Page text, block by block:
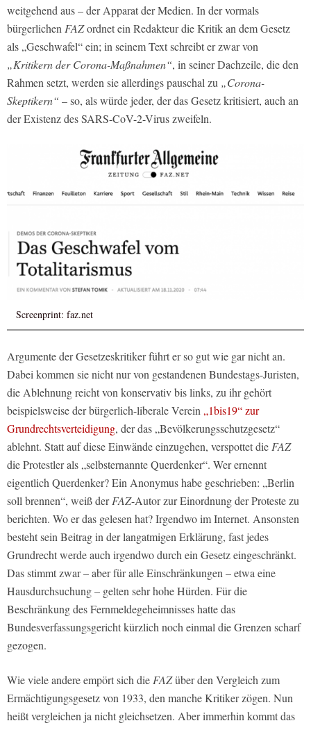
weitgehend aus – der Apparat der Medien. In der vormals
bürgerlichenFAZordnet ein Redakteur die Kritik an dem Gesetz
als „Geschwafel“ ein; in seinem Text schreibt er zwar von
„Kritikern der Corona-Maßnahmen“, in seiner Dachzeile, die den
Rahmen setzt, werden sie allerdings pauschal zu „Corona-
Skeptikern“ – so, als würde jeder, der das Gesetz kritisiert, auch an
der Existenz des SARS-CoV-2-Virus zweifeln.
Screenprint: faz.net
Argumente der Gesetzeskritiker führt er so gut wie gar nicht an.
Dabei kommen sie nicht nur von gestandenen Bundestags-Juristen,
die Ablehnung reicht von konservativ bis links, zu ihr gehört
beispielsweise der bürgerlich-liberale Verein „1bis19“ zur
Grundrechtsverteidigung, der das „Bevölkerungsschutzgesetz“
ablehnt. Statt auf diese Einwände einzugehen, verspottet die FAZ
die Protestler als „selbsternannte Querdenker“. Wer ernennt
eigentlich Querdenker? Ein Anonymus habe geschrieben: „Berlin
soll brennen“, weiß derFAZ-Autor zur Einordnung der Proteste zu
berichten. Wo er das gelesen hat? Irgendwo im Internet. Ansonsten
besteht sein Beitrag in der langatmigen Erklärung, fast jedes
Grundrecht werde auch irgendwo durch ein Gesetz eingeschränkt.
Das stimmt zwar – aber für alle Einschränkungen – etwa eine
Hausdurchsuchung – gelten sehr hohe Hürden. Für die
Beschränkung des Fernmeldegeheimnisses hatte das
Bundesverfassungsgericht kürzlich noch einmal die Grenzen scharf
gezogen.
Wie viele andere empört sich die FAZüber den Vergleich zum
Ermächtigungsgesetz von 1933, den manche Kritiker zögen. Nun
heißt vergleichen ja nicht gleichsetzen. Aber immerhin kommt das